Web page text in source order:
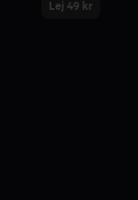
Lej 49 kr